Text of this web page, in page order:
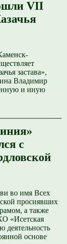
VII
застава»,
Владимир
и иную
с
во имя Всех
просиявших
а также
«Исетская
деятельность
основе